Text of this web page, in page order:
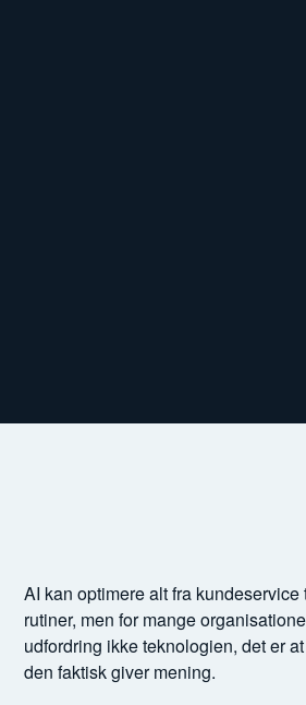
AI kan optimere alt fra
rutiner, men for mange
udfordring ikke teknologien, det er
den faktisk giver mening.